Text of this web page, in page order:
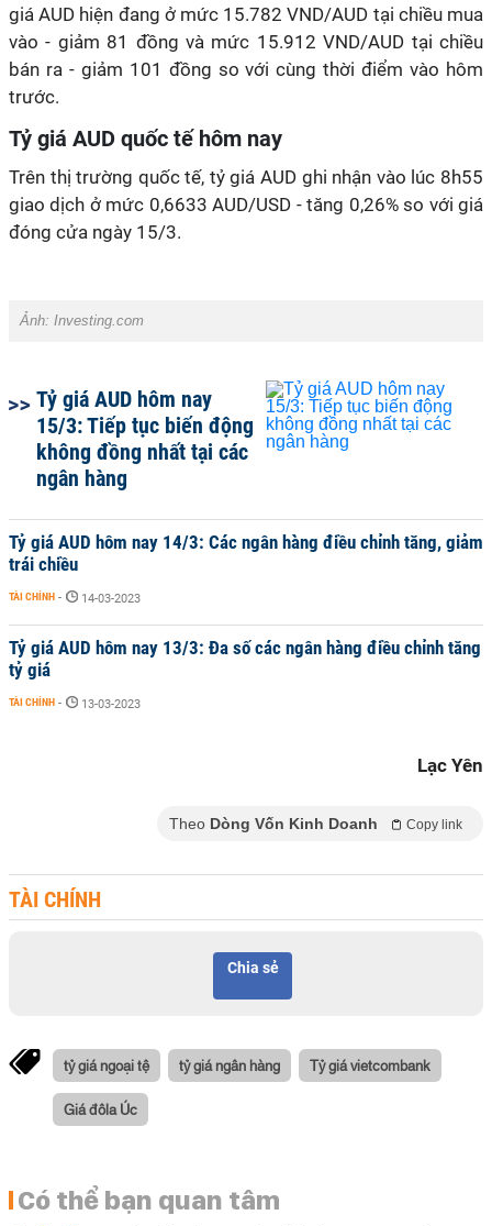
giá AUD hiện đang ở mức 15.782 VND/AUD tại chiều mua
vào - giảm 81 đồng và mức 15.912 VND/AUD tại chiều
bán ra - giảm 101 đồng so với cùng thời điểm vào hôm
trước.
Tỷ giá AUD quốc tế hôm nay
Trên thị trường quốc tế, tỷ giá AUD ghi nhận vào lúc 8h55
giao dịch ở mức 0,6633 AUD/USD - tăng 0,26% so với giá
đóng cửa ngày 15/3.
Ảnh: Investing.com
Tỷ giá AUD hôm nay
15/3: Tiếp tục biến động
không đồng nhất tại các
ngân hàng
Tỷ giá AUD hôm nay 14/3: Các ngân hàng điều chỉnh tăng, giảm
trái chiều
TÀI CHÍNH - 14-03-2023
Tỷ giá AUD hôm nay 13/3: Đa số các ngân hàng điều chỉnh tăng
tỷ giá
TÀI CHÍNH - 13-03-2023
Lạc Yên
Theo Dòng Vốn Kinh Doanh Copy link
TÀI CHÍNH
Chia sẻ
tỷ giá ngoại tệ tỷ giá ngân hàng Tỷ giá vietcombank
Giá đôla Úc
Có thể bạn quan tâm